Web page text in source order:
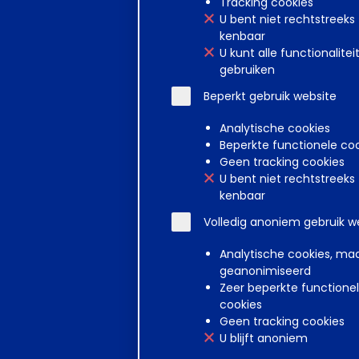
U bent niet rechtstreeks
kenbaar
U kunt alle
gebruiken
Beperkt gebruik website
Analytische cookies
Beperkte functionele
Geen tracking cookies
U bent niet rechtstreeks
kenbaar
Volledig anoniem gebruik
Analytische cookies,
geanonimiseerd
Zeer beperkte
cookies
Geen tracking cookies
U blijft anoniem
O*
0,25%
0,5%
0,75%
1%
1,75%
* Dit gemiddelde